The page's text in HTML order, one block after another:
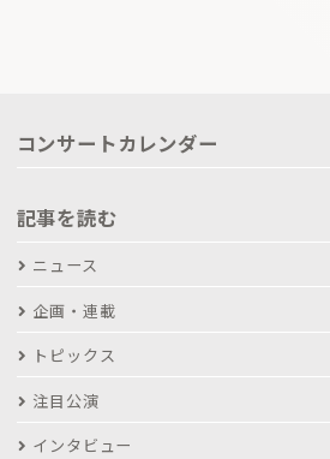
コンサートカレンダー
記事を読む
ニュース
企画・連載
トピックス
注目公演
インタビュー